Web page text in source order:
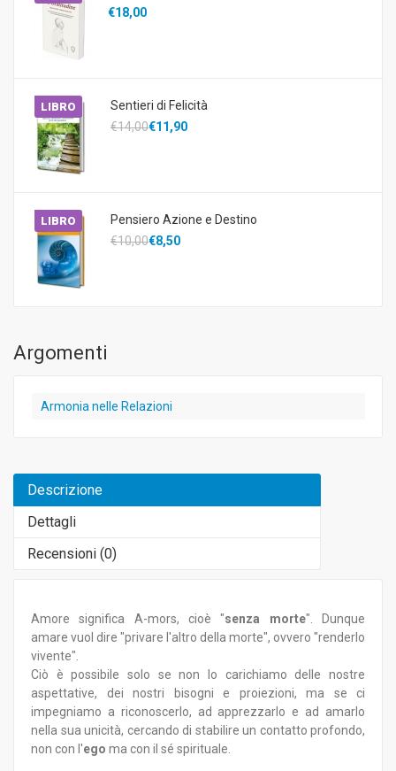
€18,00
LIBRO
Sentieri di Felicità
€14,00€11,90
LIBRO
Pensiero Azione e Destino
€10,00€8,50
Argomenti
Armonia nelle Relazioni
Descrizione
Dettagli
Recensioni (0)
Amore significa A-mors, cioè "senza morte". Dunque
amare vuol dire "privare l'altro della morte", ovvero "renderlo
vivente".
Ciò è possibile solo se non lo carichiamo delle nostre
aspettative, dei nostri bisogni e proiezioni, ma se ci
impegniamo a riconoscerlo, ad apprezzarlo e ad amarlo
nella sua unicità, cercando di stabilire un contatto profondo,
non con l'ego ma con il sé spirituale.